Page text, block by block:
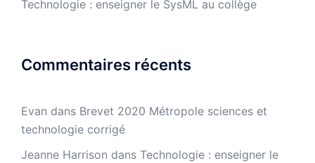
Technologie : enseigner le SysML au collège
Commentaires récents
Evan dans Brevet 2020 Métropole sciences et
technologie corrigé
Jeanne Harrison dans Technologie : enseigner le